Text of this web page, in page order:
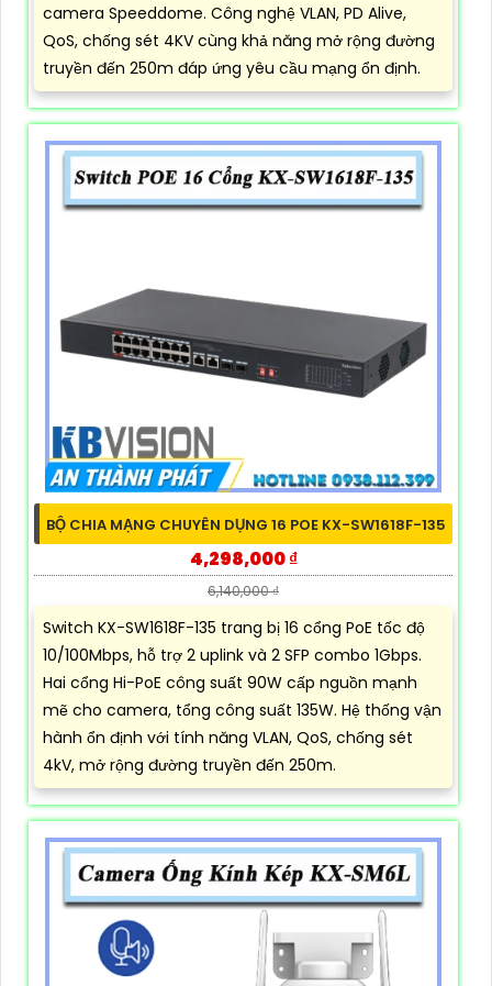
camera Speeddome. Công nghệ VLAN, PD Alive,
QoS, chống sét 4KV cùng khả năng mở rộng đường
truyền đến 250m đáp ứng yêu cầu mạng ổn định.
BỘ CHIA MẠNG CHUYÊN DỤNG 16 POE KX-SW1618F-135
4,298,000 ₫
6,140,000 ₫
Switch KX-SW1618F-135 trang bị 16 cổng PoE tốc độ
10/100Mbps, hỗ trợ 2 uplink và 2 SFP combo 1Gbps.
Hai cổng Hi-PoE công suất 90W cấp nguồn mạnh
mẽ cho camera, tổng công suất 135W. Hệ thống vận
hành ổn định với tính năng VLAN, QoS, chống sét
4kV, mở rộng đường truyền đến 250m.